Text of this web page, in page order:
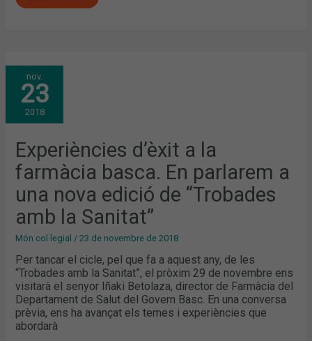
nov.
23
2018
Experiències d’èxit a la
farmàcia basca. En parlarem a
una nova edició de “Trobades
amb la Sanitat”
Món col·legial /23 de novembre de 2018
Per tancar el cicle, pel que fa a aquest any, de les
“Trobades amb la Sanitat”, el pròxim 29 de novembre ens
visitarà el senyor Iñaki Betolaza, director de Farmàcia del
Departament de Salut del Govern Basc. En una conversa
prèvia, ens ha avançat els temes i experiències que
abordarà
EXPERIÈNCIES
D’ÈXIT
A
LA
FARMÀCIA
BASCA.
EN
UNA
NOVA
EDICIÓ
DE
AMB
LA
SANITAT”